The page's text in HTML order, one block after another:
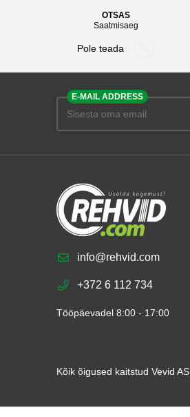
OTSAS
Saatmisaeg
Pole teada
E-MAIL ADDRESS
info@rehvid.com
+372 6 112 734
Tööpäevadel 8:00 - 17:00
Kõik õigused kaitstud Vevid AS